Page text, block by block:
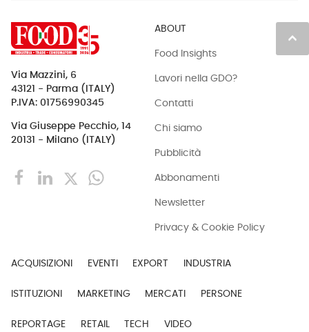
keyboard_arrow_up
Via Mazzini, 6
43121 - Parma (ITALY)
P.IVA: 01756990345
Via Giuseppe Pecchio, 14
20131 - Milano (ITALY)
ABOUT
Food Insights
Lavori nella GDO?
Contatti
Chi siamo
Pubblicità
Abbonamenti
Newsletter
Privacy & Cookie Policy
ACQUISIZIONI EVENTI EXPORT INDUSTRIA
ISTITUZIONI MARKETING MERCATI PERSONE
REPORTAGE RETAIL TECH VIDEO